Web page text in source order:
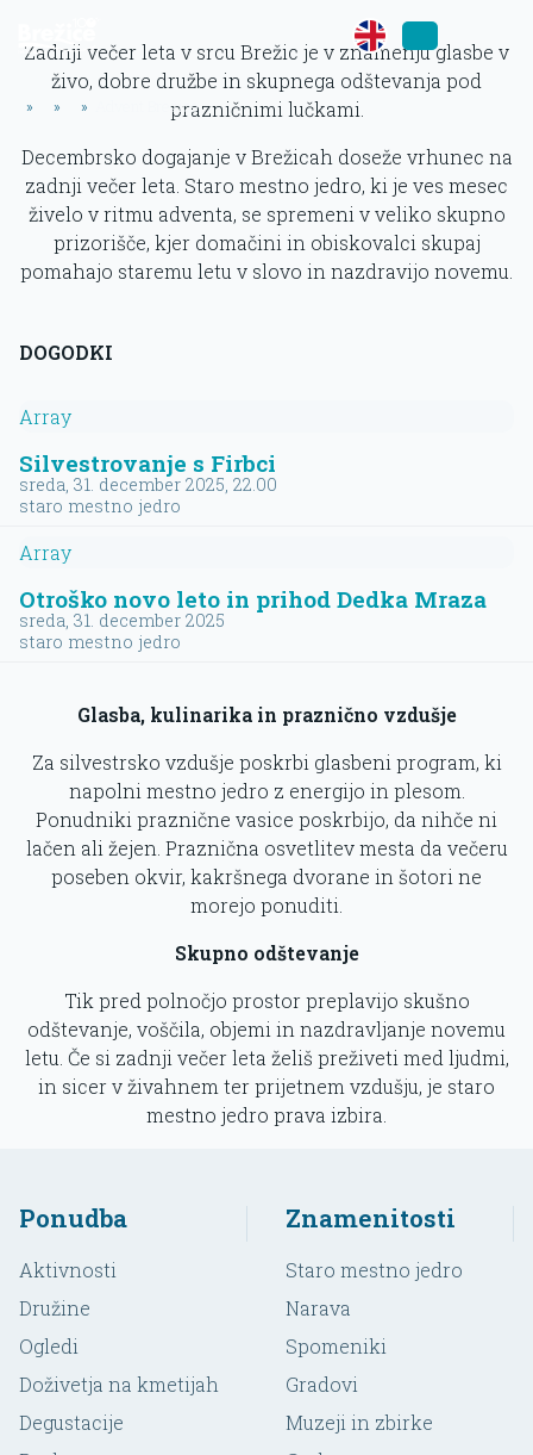
» » » Advent Brežice
Zadnji večer leta v srcu Brežic je v znamenju glasbe v
živo, dobre družbe in skupnega odštevanja pod
prazničnimi lučkami.
Decembrsko dogajanje v Brežicah doseže vrhunec na
zadnji večer leta. Staro mestno jedro, ki je ves mesec
živelo v ritmu adventa, se spremeni v veliko skupno
prizorišče, kjer domačini in obiskovalci skupaj
pomahajo staremu letu v slovo in nazdravijo novemu.
DOGODKI
Array
Silvestrovanje s Firbci
sreda, 31. december 2025, 22.00
staro mestno jedro
Array
Otroško novo leto in prihod Dedka Mraza
sreda, 31. december 2025
staro mestno jedro
Glasba, kulinarika in praznično vzdušje
Za silvestrsko vzdušje poskrbi glasbeni program, ki
napolni mestno jedro z energijo in plesom.
Ponudniki praznične vasice poskrbijo, da nihče ni
lačen ali žejen. Praznična osvetlitev mesta da večeru
poseben okvir, kakršnega dvorane in šotori ne
morejo ponuditi.
Skupno odštevanje
Tik pred polnočjo prostor preplavijo skušno
odštevanje, voščila, objemi in nazdravljanje novemu
letu. Če si zadnji večer leta želiš preživeti med ljudmi,
in sicer v živahnem ter prijetnem vzdušju, je staro
mestno jedro prava izbira.
Ponudba
Aktivnosti
Družine
Ogledi
Doživetja na kmetijah
Degustacije
Znamenitosti
Staro mestno jedro
Narava
Spomeniki
Gradovi
Muzeji in zbirke